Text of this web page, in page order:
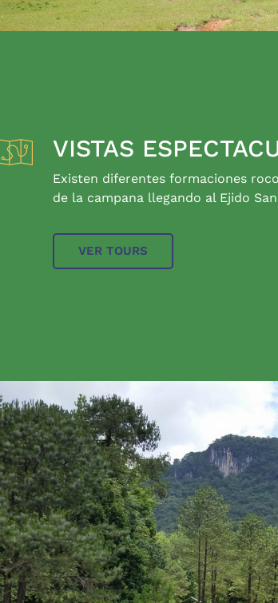
VISTAS
Existen diferentes formaciones
de la campana llegando al Ejido
VER TOURS